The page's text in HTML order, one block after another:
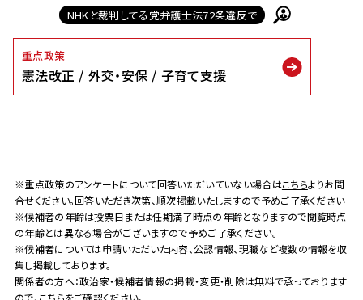
NHKと裁判してる党弁護士法72条違反で
重点政策
憲法改正 外交・安保 子育て支援
※重点政策のアンケートについて回答いただいていない場合はこちらよりお問
合せください。回答いただき次第、順次掲載いたしますので予めご了承ください
※候補者の年齢は投票日または任期満了時点の年齢となりますので閲覧時点
の年齢とは異なる場合がございますので予めご了承ください。
※候補者については申請いただいた内容、公認情報、現職など複数の情報を収
集し掲載しております。
関係者の方へ：政治家・候補者情報の掲載・変更・削除は無料で承っております
ので、 こちらをご確認ください。